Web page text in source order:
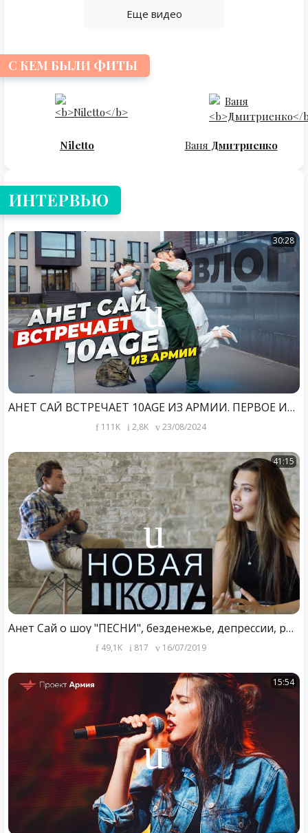
Еще видео
С КЕМ БЫЛИ ФИТЫ
Niletto Ваня Дмитриенко
ИНТЕРВЬЮ
30:28
АНЕТ САЙ ВСТРЕЧАЕТ 10AGE ИЗ АРМИИ. ПЕРВОЕ ИНТЕРВЬЮ ПОСЛЕ ДЕМБЕЛЯ
111K 2,8K 23/08/2024
41:15
Анет Сай о шоу "ПЕСНИ", безденежье, депрессии, романе с АМЧИ, BLACK STAR // Новая школа №7
49,1K 817 16/07/2019
15:54